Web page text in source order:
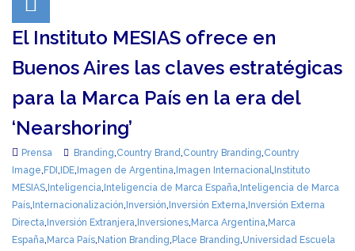
El Instituto MESIAS ofrece en
Buenos Aires las claves estratégicas
para la Marca País en la era del
‘Nearshoring’
Prensa Branding,Country Brand,Country Branding,Country
Image, FDI , IDE, Imagen de Argentina, Imagen Internacional, Instituto
MESIAS, Inteligencia, Inteligencia de Marca España, Inteligencia de Marca
País, Internacionalización, Inversión, Inversión Externa, Inversión Externa
Directa, Inversión Extranjera, Inversiones, Marca Argentina, Marca
España, Marca País, Nation Branding, Place Branding,Universidad Escuela